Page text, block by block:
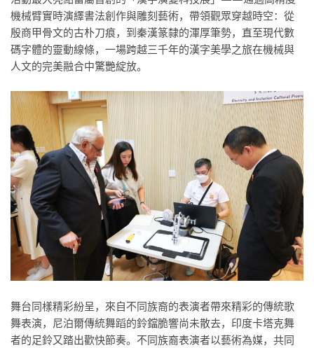
機械臂實時演繹書法創作與雕刻藝術，帶領觀眾穿越時空：從
殷商甲骨文的古朴刀痕，到秦漢篆隸的渾厚筆勢，直至現代數
碼字體的靈動線條，一場跨越三千年的漢字美學之旅在機械與
人文的完美融合中驚艷綻放。
舞台同樣精彩紛呈，來自不同族裔的表演者帶來精彩的傳統歌
舞表演，尼泊爾傳統舞蹈的鈴鐺脆響尚未散去，印度卡塔克舞
者的足鈴又踏出歡快節奏。不同族裔表演者以藝術為媒，共同